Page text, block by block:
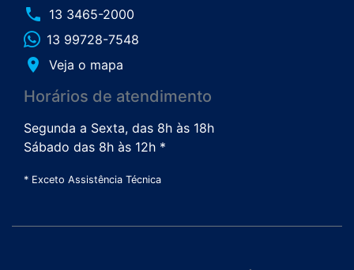
phone 13 3465-2000
13 99728-7548
place Veja o mapa
Horários de atendimento
Segunda a Sexta, das 8h às 18h
Sábado das 8h às 12h *
* Exceto Assistência Técnica